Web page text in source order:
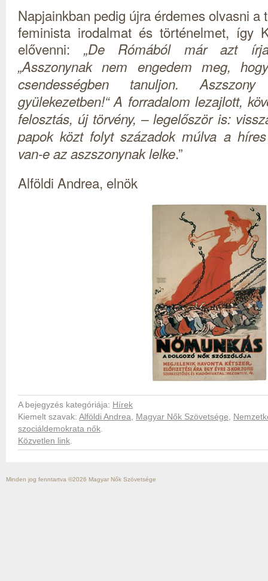
Napjainkban pedig újra érdemes olvasni a
feminista irodalmat és történelmet, így
elővenni: „De Rómából már azt
„Asszonynak nem engedem meg,
csendességben tanuljon.
gyülekezetben!“ A forradalom lezajlott,
felosztás, új törvény, – legelőször is:
papok közt folyt századok múlva a
van-e az aszszonynak lelke.”
Alföldi Andrea, elnök
A bejegyzés kategóriája: Hírek
Kiemelt szavak: Alföldi Andrea Magyar Nők Szövetsége
szociáldemokrata nők
Közvetlen link
Minden jog fenntartva ©2026 Magyar Nők Szövetsége